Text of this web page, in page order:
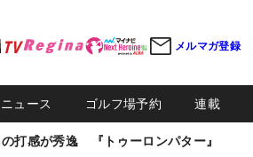
メルマガ登録
ュース ゴルフ場予約 連載
打感が秀逸 『トゥーロンパター』